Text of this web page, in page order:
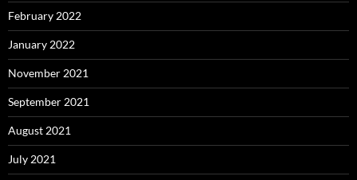
February 2022
January 2022
November 2021
September 2021
August 2021
July 2021